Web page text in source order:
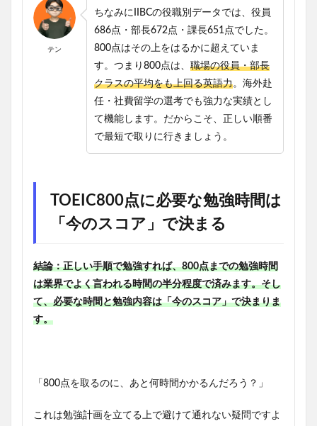
テン
ちなみにIIBCの役職別データでは、役員
686点・部長672点・課長651点でした。
800点はその上をはるかに超えていま
す。つまり800点は、 職場の役員・部長
クラスの平均をも上回る英語力。海外赴
任・社費留学の選考でも強力な実績とし
て機能します。だからこそ、正しい順番
で最短で取りに行きましょう。
TOEIC800点に必要な勉強時間は
「今のスコア」で決まる
結論：正しい手順で勉強すれば、800点までの勉強時間
は業界でよく言われる時間の半分程度で済みます。そし
て、必要な時間と勉強内容は「今のスコア」で決まりま
す。
「800点を取るのに、あと何時間かかるんだろう？」
これは勉強計画を立てる上で避けて通れない疑問ですよ